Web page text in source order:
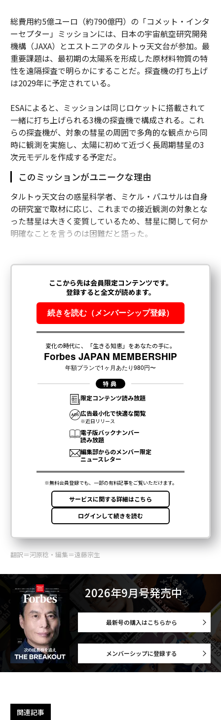
総費用約5億ユーロ（約790億円）の「コメット・インタ
ーセプター」ミッションには、日本の宇宙航空研究開発
機構（JAXA）とエストニアのタルトゥ天文台が参加。最
重要課題は、最初期の太陽系を形成した原材料物質の特
性を遠隔探査で明らかにすることだ。探査機の打ち上げ
は2029年に予定されている。
ESAによると、ミッションは同じロケットに搭載されて
一緒に打ち上げられる3機の探査機で構成される。これ
らの探査機が、対象の彗星の周囲で多角的な観点から同
時に観測を実施し、太陽に初めて近づく長周期彗星の3
次元モデルを作成する予定だ。
このミッションがユニークな理由
タルトゥ天文台の惑星科学者、ミケル・パユサルは自身
の研究室で取材に応じ、これまでの接近観測の対象とな
った彗星は大きく変質しているため、彗星に関して何か
明確なことを言うのは困難だと語った。
翻訳＝河原稔・編集＝遠藤宗生
2026年9月号発売中
最新号の購入はこちらから
メンバーシップに登録する
関連記事